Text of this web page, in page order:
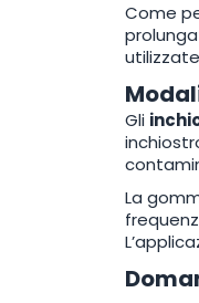
Come
Gli
La